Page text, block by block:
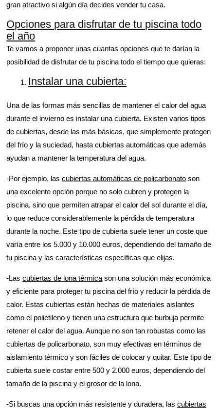
gran atractivo si algún día decides vender tu casa.
Opciones para disfrutar de tu piscina todo
el año
Te vamos a proponer unas cuantas opciones que te darían la
posibilidad de disfrutar de tu piscina todo el tiempo que quieras:
Instalar una cubierta:
Una de las formas más sencillas de mantener el calor del agua
durante el invierno es instalar una cubierta. Existen varios tipos
de cubiertas, desde las más básicas, que simplemente protegen
del frío y la suciedad, hasta cubiertas automáticas que además
ayudan a mantener la temperatura del agua.
-Por ejemplo, lascubiertas automáticas de policarbonato son
una excelente opción porque no solo cubren y protegen la
piscina, sino que permiten atrapar el calor del sol durante el día,
lo que reduce considerablemente la pérdida de temperatura
durante la noche. Este tipo de cubierta suele tener un coste que
varía entre los 5.000 y 10.000 euros, dependiendo del tamaño de
tu piscina y las características específicas que elijas.
-Lascubiertas de lona térmica son una solución más económica
y eficiente para proteger tu piscina del frío y reducir la pérdida de
calor. Estas cubiertas están hechas de materiales aislantes
como el polietileno y tienen una estructura que burbuja permite
retener el calor del agua. Aunque no son tan robustas como las
cubiertas de policarbonato, son muy efectivas en términos de
aislamiento térmico y son fáciles de colocar y quitar. Este tipo de
cubierta suele costar entre 500 y 2.000 euros, dependiendo del
tamaño de la piscina y el grosor de la lona.
-Si buscas una opción más resistente y duradera, lascubiertas